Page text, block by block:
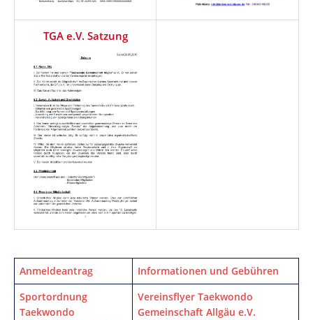
TGA e.V. Satzung
Anmeldeantrag
Informationen und Gebühren
Sportordnung
Taekwondo
Vereinsflyer Taekwondo
Gemeinschaft Allgäu e.V.